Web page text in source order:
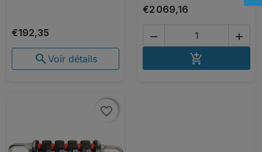
€192,35
 Voir détails
€2 069,16
 

favorite_border
favorite_border